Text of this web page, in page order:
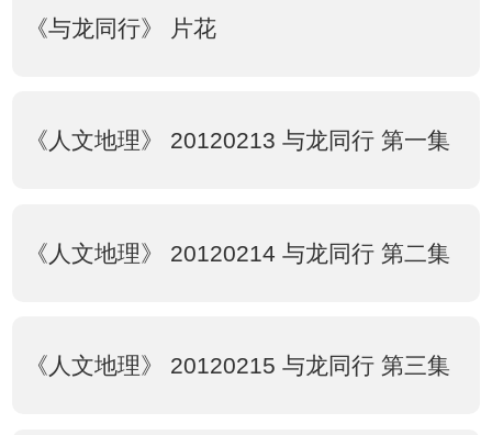
《与龙同行》 片花
《人文地理》 20120213 与龙同行 第一集
《人文地理》 20120214 与龙同行 第二集
《人文地理》 20120215 与龙同行 第三集